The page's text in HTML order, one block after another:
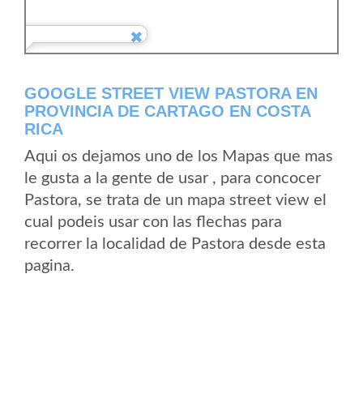
GOOGLE STREET VIEW PASTORA EN
PROVINCIA DE CARTAGO EN COSTA
RICA
Aqui os dejamos uno de los Mapas que mas
le gusta a la gente de usar , para concocer
Pastora, se trata de un mapa street view el
cual podeis usar con las flechas para
recorrer la localidad de Pastora desde esta
pagina.